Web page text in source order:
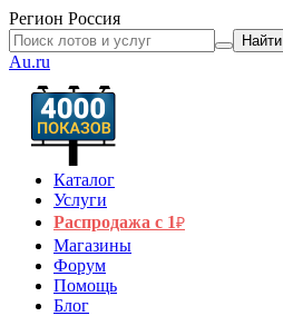
Регион Россия
Найти
Au.ru
Каталог
Услуги
Распродажа с 1₽
Магазины
Форум
Помощь
Блог